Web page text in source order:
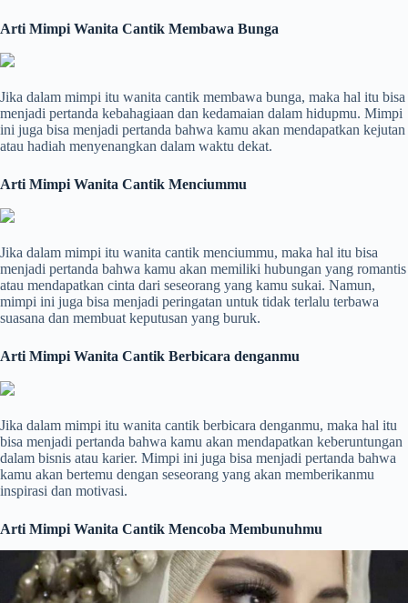
Arti Mimpi Wanita Cantik Membawa Bunga
Jika dalam mimpi itu wanita cantik membawa bunga, maka hal itu bisa
menjadi pertanda kebahagiaan dan kedamaian dalam hidupmu. Mimpi
ini juga bisa menjadi pertanda bahwa kamu akan mendapatkan kejutan
atau hadiah menyenangkan dalam waktu dekat.
Arti Mimpi Wanita Cantik Menciummu
Jika dalam mimpi itu wanita cantik menciummu, maka hal itu bisa
menjadi pertanda bahwa kamu akan memiliki hubungan yang romantis
atau mendapatkan cinta dari seseorang yang kamu sukai. Namun,
mimpi ini juga bisa menjadi peringatan untuk tidak terlalu terbawa
suasana dan membuat keputusan yang buruk.
Arti Mimpi Wanita Cantik Berbicara denganmu
Jika dalam mimpi itu wanita cantik berbicara denganmu, maka hal itu
bisa menjadi pertanda bahwa kamu akan mendapatkan keberuntungan
dalam bisnis atau karier. Mimpi ini juga bisa menjadi pertanda bahwa
kamu akan bertemu dengan seseorang yang akan memberikanmu
inspirasi dan motivasi.
Arti Mimpi Wanita Cantik Mencoba Membunuhmu